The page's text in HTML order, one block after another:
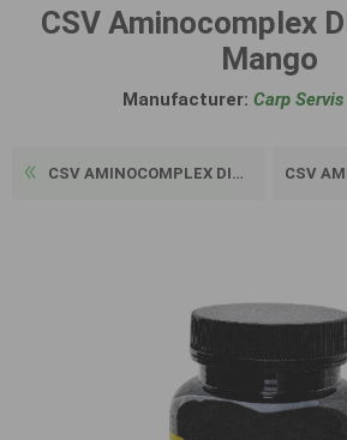
CSV Aminocomplex
Mango
Manufacturer: Carp
CSV AMINOCOMPLEX DIP - 90 M... CSV